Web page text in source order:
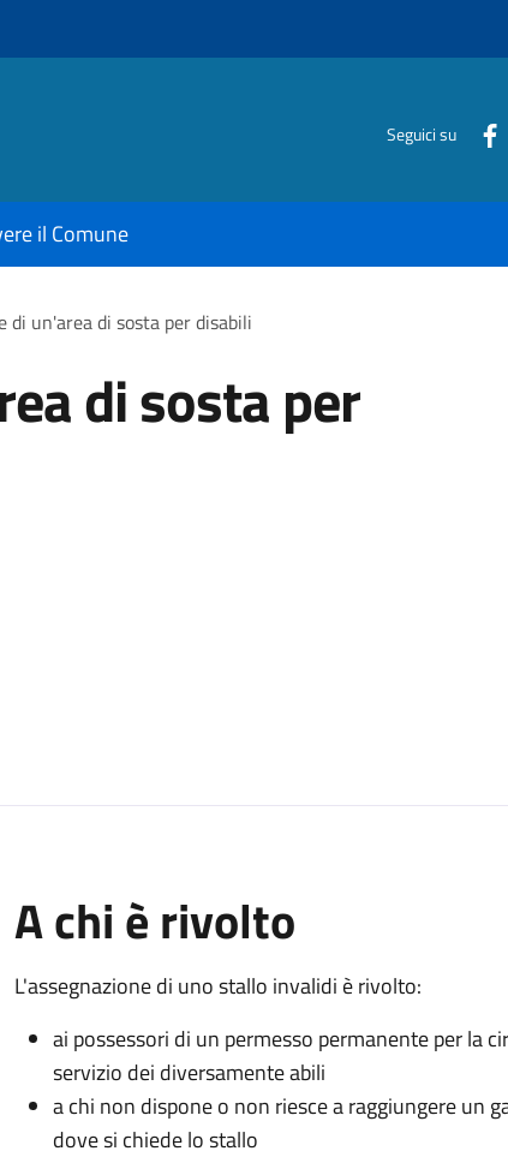
Seguici su
il Comune
di un'area di sosta per disabili
di sosta per
A chi è rivolto
L'assegnazione di uno stallo invalidi è rivolto:
ai possessori di un permesso permanente per la
servizio dei diversamente abili
a chi non dispone o non riesce a raggiungere un
dove si chiede lo stallo